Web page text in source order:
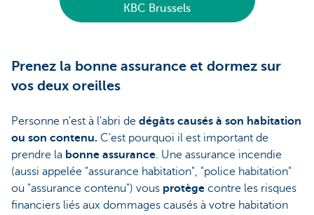
KBC Brussels
Prenez la bonne assurance et dormez sur
vos deux oreilles
Personne n'est à l'abri de dégâts causés à son habitation
ou son contenu. C'est pourquoi il est important de
prendre la bonne assurance. Une assurance incendie
(aussi appelée "assurance habitation", "police habitation"
ou "assurance contenu") vous protège contre les risques
financiers liés aux dommages causés à votre habitation